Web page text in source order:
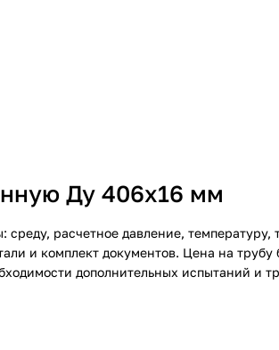
Ду 406х16 мм
расчетное давление, температуру,
и комплект документов. Цена на
дополнительных испытаний и